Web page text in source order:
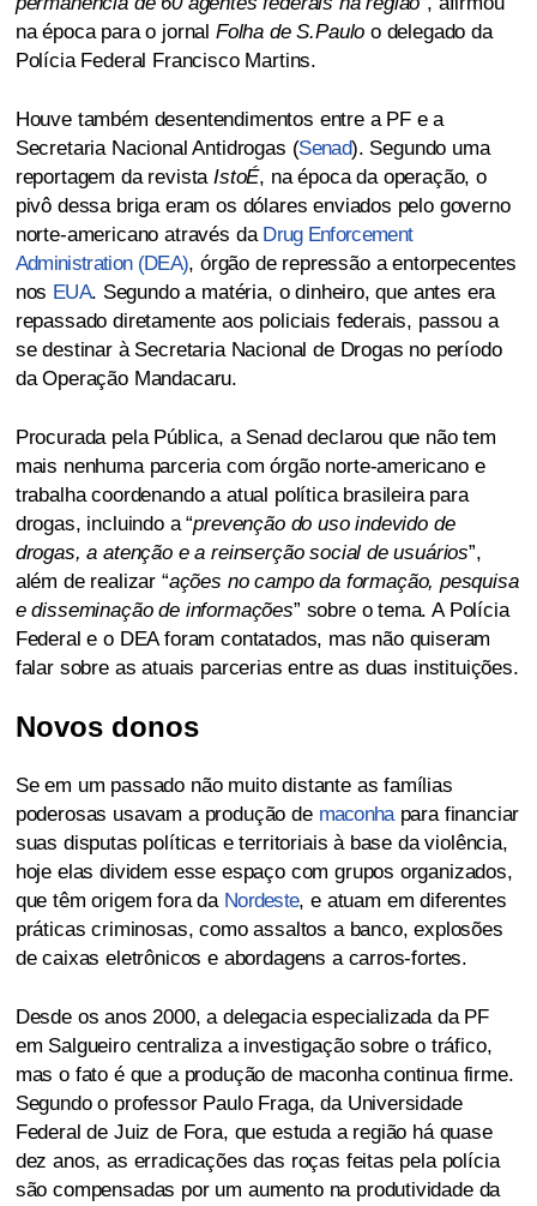
na época para o jornal Folha de S.Paulo o delegado da
Polícia Federal Francisco Martins.
Houve também desentendimentos entre a PF e a
Secretaria Nacional Antidrogas (Senad). Segundo uma
reportagem da revistaIstoÉ, na época da operação, o
pivô dessa briga eram os dólares enviados pelo governo
norte-americano através da Drug Enforcement
Administration (DEA), órgão de repressão a entorpecentes
nos EUA. Segundo a matéria, o dinheiro, que antes era
repassado diretamente aos policiais federais, passou a
se destinar à Secretaria Nacional de Drogas no período
da Operação Mandacaru.
Procurada pela Pública, a Senad declarou que não tem
mais nenhuma parceria com órgão norte-americano e
trabalha coordenando a atual política brasileira para
drogas, incluindo a “prevenção do uso indevido de
drogas, a atenção e a reinserção social de usuários”,
além de realizar “ações no campo da formação, pesquisa
e disseminação de informações” sobre o tema. A Polícia
Federal e o DEA foram contatados, mas não quiseram
falar sobre as atuais parcerias entre as duas instituições.
Novos donos
Se em um passado não muito distante as famílias
poderosas usavam a produção de maconhapara financiar
suas disputas políticas e territoriais à base da violência,
hoje elas dividem esse espaço com grupos organizados,
que têm origem fora da Nordeste, e atuam em diferentes
práticas criminosas, como assaltos a banco, explosões
de caixas eletrônicos e abordagens a carros-fortes.
Desde os anos 2000, a delegacia especializada da PF
em Salgueiro centraliza a investigação sobre o tráfico,
mas o fato é que a produção de maconha continua firme.
Segundo o professor Paulo Fraga, da Universidade
Federal de Juiz de Fora, que estuda a região há quase
dez anos, as erradicações das roças feitas pela polícia
são compensadas por um aumento na produtividade da